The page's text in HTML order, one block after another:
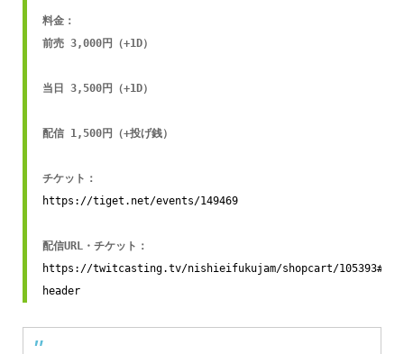
料金：
前売 3,000円（+1D）
当日 3,500円（+1D）
配信 1,500円（+投げ銭）
https://tiget.net/events/149469
https://twitcasting.tv/nishieifukujam/shopcart/
header